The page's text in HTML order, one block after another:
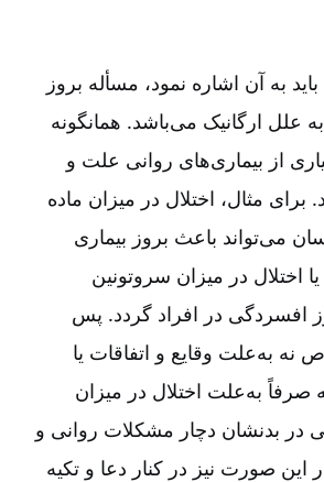
به آن اشاره نمود، مسأله بروز
علل ارگانیک می‌باشد. همانگونه
از بیماری‌های روانی علت و
برای مثال‌، اختلال در میزان ماده
می‌تواند باعث بروز بیماری
اختلال در میزان سروتونین
افسردگی در افراد گردد. پس
به‌علت وقایع و اتفاقات یا
صرفاً به‌علت اختلال در میزان
در بدنشان دچار مشکلات روانی و
این صورت نیز در کنار دعا و تکیه